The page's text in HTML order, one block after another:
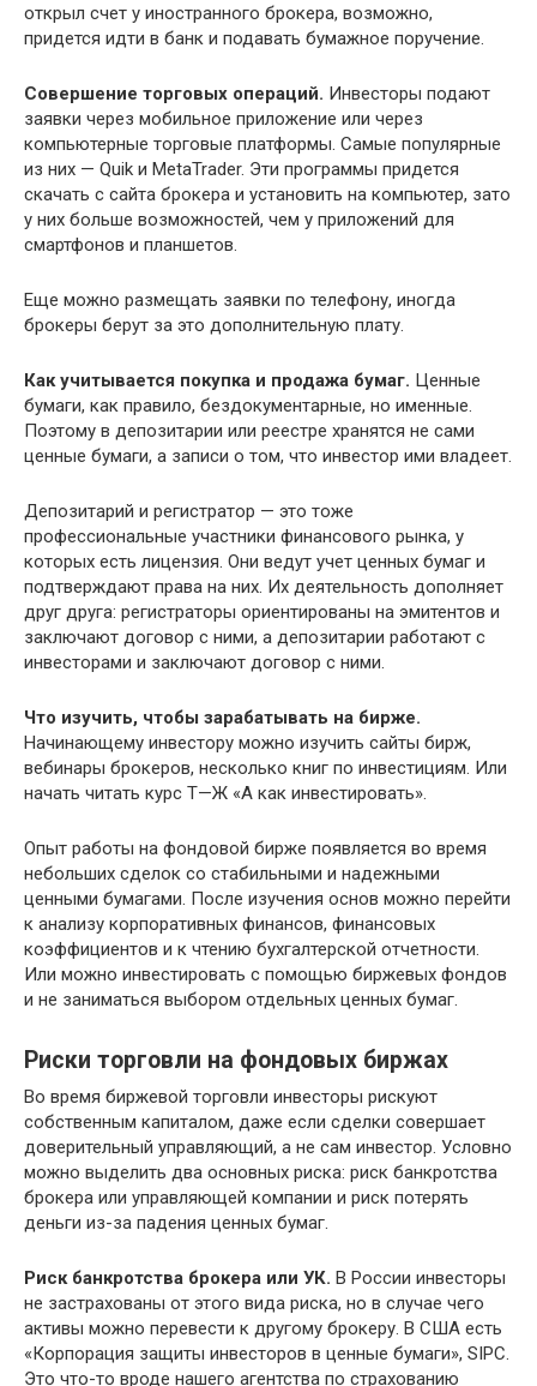
открыл счет у иностранного брокера, возможно,
придется идти в банк и подавать бумажное поручение.
Совершение торговых операций. Инвесторы подают
заявки через мобильное приложение или через
компьютерные торговые платформы. Самые популярные
из них — Quik и MetaTrader. Эти программы придется
скачать с сайта брокера и установить на компьютер, зато
у них больше возможностей, чем у приложений для
смартфонов и планшетов.
Еще можно размещать заявки по телефону, иногда
брокеры берут за это дополнительную плату.
Как учитывается покупка и продажа бумаг. Ценные
бумаги, как правило, бездокументарные, но именные.
Поэтому в депозитарии или реестре хранятся не сами
ценные бумаги, а записи о том, что инвестор ими владеет.
Депозитарий и регистратор — это тоже
профессиональные участники финансового рынка, у
которых есть лицензия. Они ведут учет ценных бумаг и
подтверждают права на них. Их деятельность дополняет
друг друга: регистраторы ориентированы на эмитентов и
заключают договор с ними, а депозитарии работают с
инвесторами и заключают договор с ними.
Что изучить, чтобы зарабатывать на бирже.
Начинающему инвестору можно изучить сайты бирж,
вебинары брокеров, несколько книг по инвестициям. Или
начать читать курс Т—Ж «А как инвестировать».
Опыт работы на фондовой бирже появляется во время
небольших сделок со стабильными и надежными
ценными бумагами. После изучения основ можно перейти
к анализу корпоративных финансов, финансовых
коэффициентов и к чтению бухгалтерской отчетности.
Или можно инвестировать с помощью биржевых фондов
и не заниматься выбором отдельных ценных бумаг.
Риски торговли на фондовых биржах
Во время биржевой торговли инвесторы рискуют
собственным капиталом, даже если сделки совершает
доверительный управляющий, а не сам инвестор. Условно
можно выделить два основных риска: риск банкротства
брокера или управляющей компании и риск потерять
деньги из-за падения ценных бумаг.
Риск банкротства брокера или УК. В России инвесторы
не застрахованы от этого вида риска, но в случае чего
активы можно перевести к другому брокеру. В США есть
«Корпорация защиты инвесторов в ценные бумаги», SIPC.
Это что-то вроде нашего агентства по страхованию